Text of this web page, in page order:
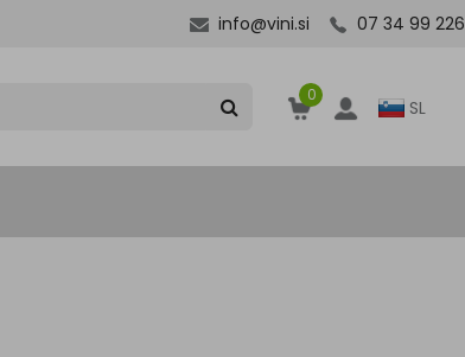
info@vini.si 07 34 99 226
0
SL